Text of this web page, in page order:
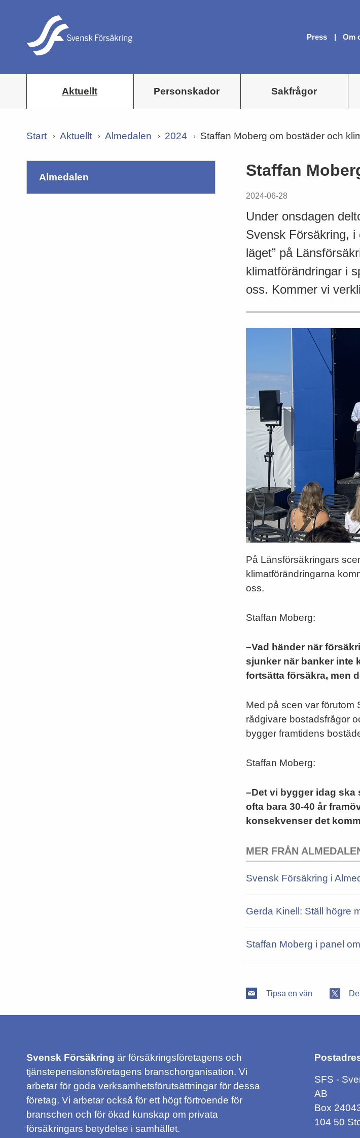
Press Om
Aktuellt Personskador Sakfrågor
Start Aktuellt Almedalen 2024 Staffan Moberg om bostäder och
almedalen Staffan
2024-06-28
Under onsdagen
Svensk Försäkring, i
läget” på
klimatförändringar i
oss. Kommer vi
På Länsförsäkringars
klimatförändringarna
oss.
Staffan Moberg:
–Vad händer när
sjunker när banker inte
fortsätta försäkra, men
Med på scen var förutom
rådgivare bostadsfrågor
bygger framtidens
Staffan Moberg:
–Det vi bygger idag ska
ofta bara 30-40 år
konsekvenser det
MER FRÅN
Svensk Försäkring i
Gerda Kinell: Ställ högre
Staffan Moberg i panel
Tipsa en vän
Svensk Försäkring är försäkringsföretagens och
tjänstepensionsföretagens branschorganisation. Vi
arbetar för goda verksamhetsförutsättningar för dessa
företag. Vi arbetar också för ett högt förtroende för
branschen och för ökad kunskap om privata
försäkringars betydelse i samhället.
SFS -
AB
Box
104 50